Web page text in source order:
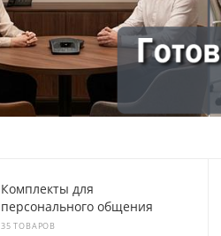
Комплекты для
персонального общения
35 ТОВАРОВ